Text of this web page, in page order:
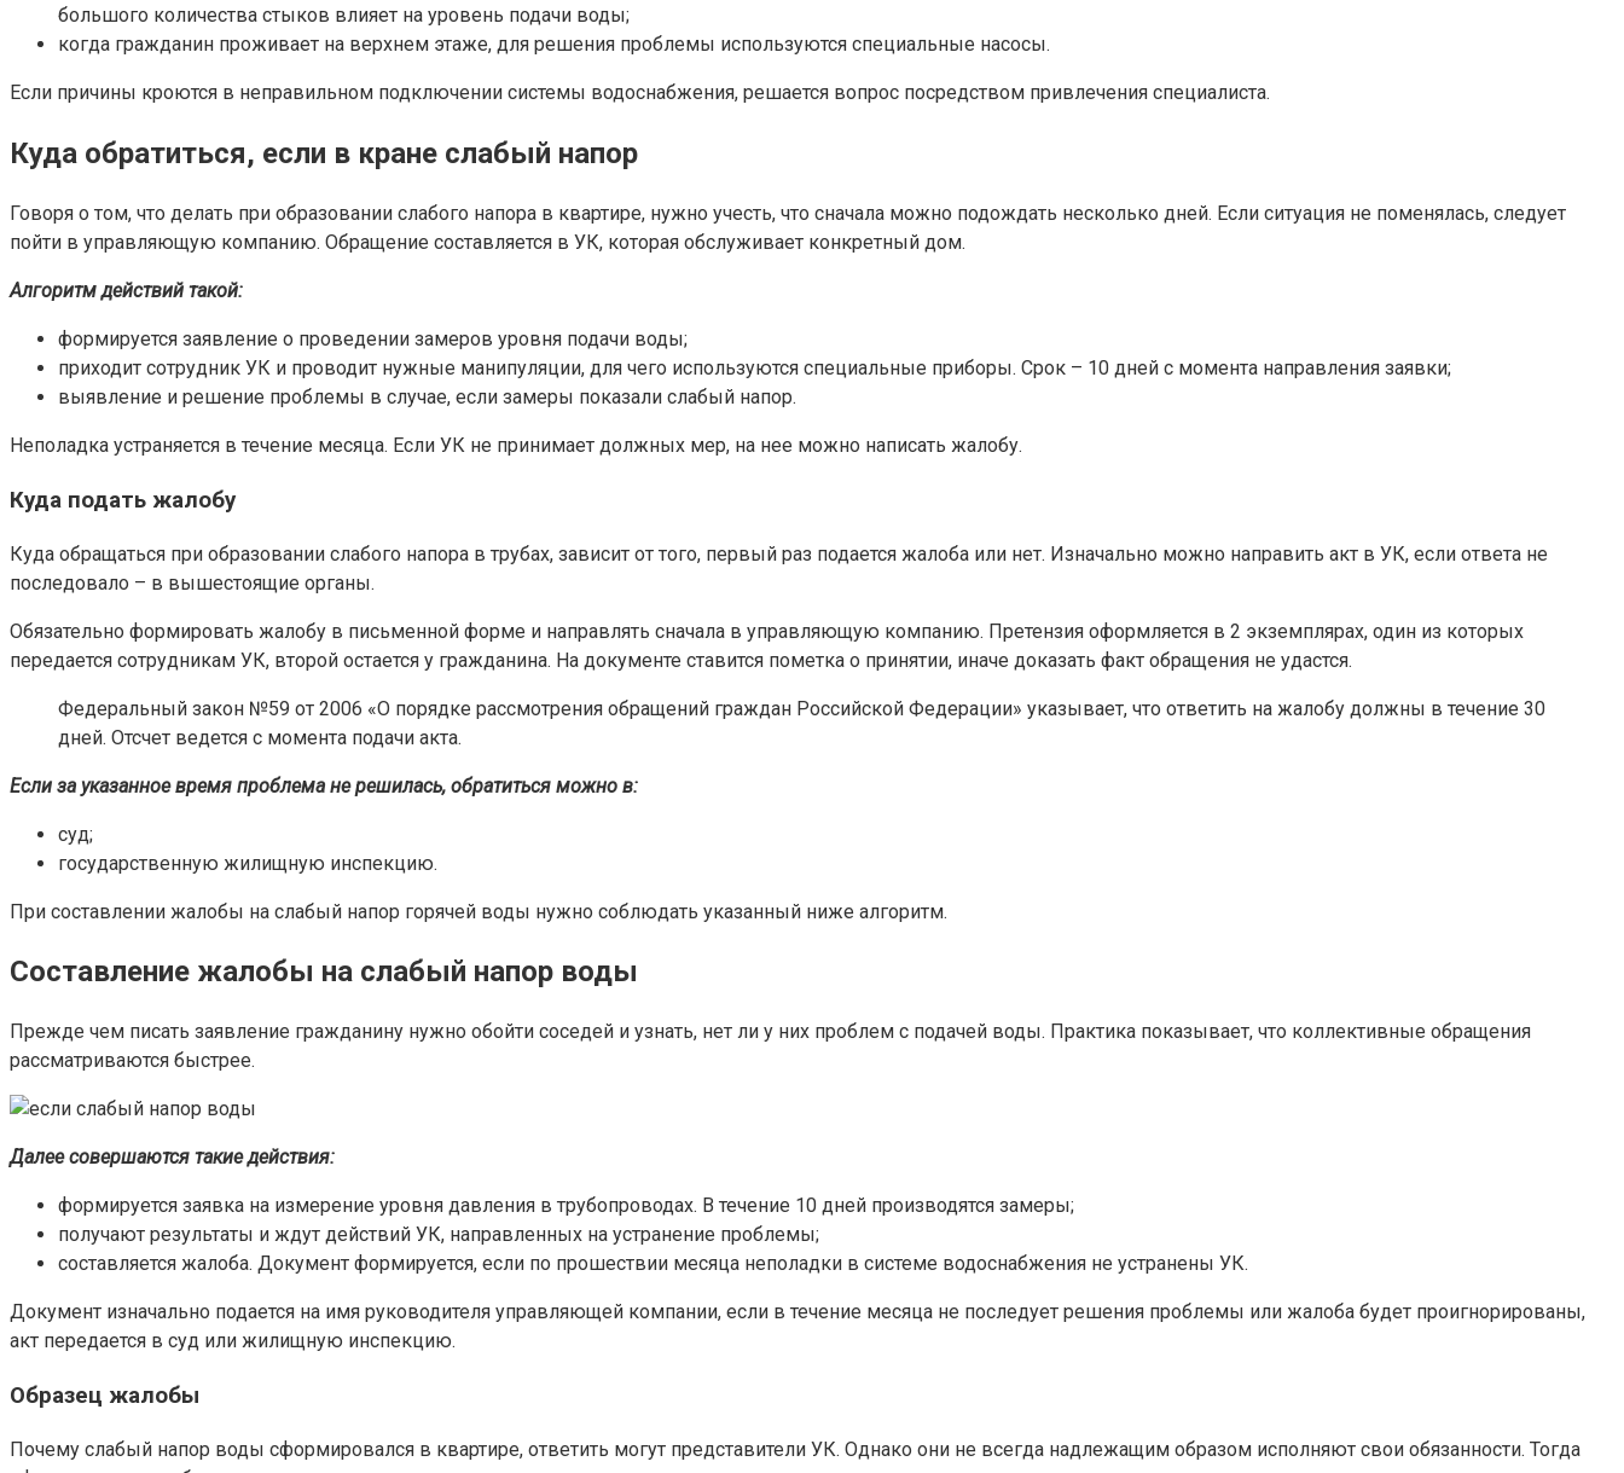
большого количества стыков влияет на уровень подачи воды;
когда гражданин проживает на верхнем этаже, для решения проблемы используются специальные насосы.
Если причины кроются в неправильном подключении системы водоснабжения, решается вопрос посредством привлечения специалиста.
Куда обратиться, если в кране слабый напор
Говоря о том, что делать при образовании слабого напора в квартире, нужно учесть, что сначала можно подождать несколько дней. Если ситуация не поменялась, следует
пойти в управляющую компанию. Обращение составляется в УК, которая обслуживает конкретный дом.
Алгоритм действий такой:
формируется заявление о проведении замеров уровня подачи воды;
приходит сотрудник УК и проводит нужные манипуляции, для чего используются специальные приборы. Срок – 10 дней с момента направления заявки;
выявление и решение проблемы в случае, если замеры показали слабый напор.
Неполадка устраняется в течение месяца. Если УК не принимает должных мер, на нее можно написать жалобу.
Куда подать жалобу
Куда обращаться при образовании слабого напора в трубах, зависит от того, первый раз подается жалоба или нет. Изначально можно направить акт в УК, если ответа не
последовало – в вышестоящие органы.
Обязательно формировать жалобу в письменной форме и направлять сначала в управляющую компанию. Претензия оформляется в 2 экземплярах, один из которых
передается сотрудникам УК, второй остается у гражданина. На документе ставится пометка о принятии, иначе доказать факт обращения не удастся.
Федеральный закон №59 от 2006 «О порядке рассмотрения обращений граждан Российской Федерации» указывает, что ответить на жалобу должны в течение 30
дней. Отсчет ведется с момента подачи акта.
Если за указанное время проблема не решилась, обратиться можно в:
суд;
государственную жилищную инспекцию.
При составлении жалобы на слабый напор горячей воды нужно соблюдать указанный ниже алгоритм.
Составление жалобы на слабый напор воды
Прежде чем писать заявление гражданину нужно обойти соседей и узнать, нет ли у них проблем с подачей воды. Практика показывает, что коллективные обращения
рассматриваются быстрее.
Далее совершаются такие действия:
формируется заявка на измерение уровня давления в трубопроводах. В течение 10 дней производятся замеры;
получают результаты и ждут действий УК, направленных на устранение проблемы;
составляется жалоба. Документ формируется, если по прошествии месяца неполадки в системе водоснабжения не устранены УК.
Документ изначально подается на имя руководителя управляющей компании, если в течение месяца не последует решения проблемы или жалоба будет проигнорированы,
акт передается в суд или жилищную инспекцию.
Образец жалобы
Почему слабый напор воды сформировался в квартире, ответить могут представители УК. Однако они не всегда надлежащим образом исполняют свои обязанности. Тогда